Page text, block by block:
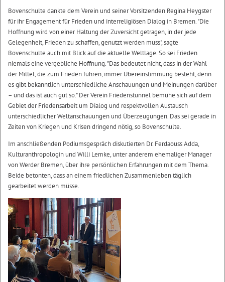
Bovenschulte dankte dem Verein und seiner Vorsitzenden Regina Heygster
für ihr Engagement für Frieden und interreligiösen Dialog in Bremen. "Die
Hoffnung wird von einer Haltung der Zuversicht getragen, in der jede
Gelegenheit, Frieden zu schaffen, genutzt werden muss", sagte
Bovenschulte auch mit Blick auf die aktuelle Weltlage. So sei Frieden
niemals eine vergebliche Hoffnung. "Das bedeutet nicht, dass in der Wahl
der Mittel, die zum Frieden führen, immer Übereinstimmung besteht, denn
es gibt bekanntlich unterschiedliche Anschauungen und Meinungen darüber
– und das ist auch gut so." Der Verein Friedenstunnel bemühe sich auf dem
Gebiet der Friedensarbeit um Dialog und respektvollen Austausch
unterschiedlicher Weltanschauungen und Überzeugungen. Das sei gerade in
Zeiten von Kriegen und Krisen dringend nötig, so Bovenschulte.
Im anschließenden Podiumsgespräch diskutierten Dr. Ferdaouss Adda,
Kulturanthropologin und Willi Lemke, unter anderem ehemaliger Manager
von Werder Bremen, über ihre persönlichen Erfahrungen mit dem Thema.
Beide betonten, dass an einem friedlichen Zusammenleben täglich
gearbeitet werden müsse.